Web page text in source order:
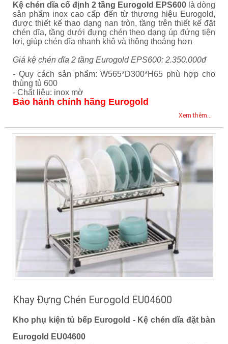
Kệ chén dĩa cố định 2 tầng Eurogold EPS600 là dòng
sản phẩm inox cao cấp đến từ thương hiệu Eurogold,
được thiết kế thao dạng nan tròn, tầng trên thiết kế đặt
chén dĩa, tầng dưới đựng chén theo dạng úp đứng tiện
lợi, giúp chén dĩa nhanh khô và thông thoáng hơn
Giá kệ chén dĩa 2 tầng Eurogold EPS600: 2.350.000đ
- Quy cách sản phẩm: W565*D300*H65 phù hợp cho
thùng tủ 600
- Chất liệu: inox mờ
Bảo hành chính hãng Eurogold
Xem thêm...
Khay Đựng Chén Eurogold EU04600
Kho phụ kiện tủ bếp Eurogold - Kệ chén dĩa đặt bàn
Eurogold EU04600